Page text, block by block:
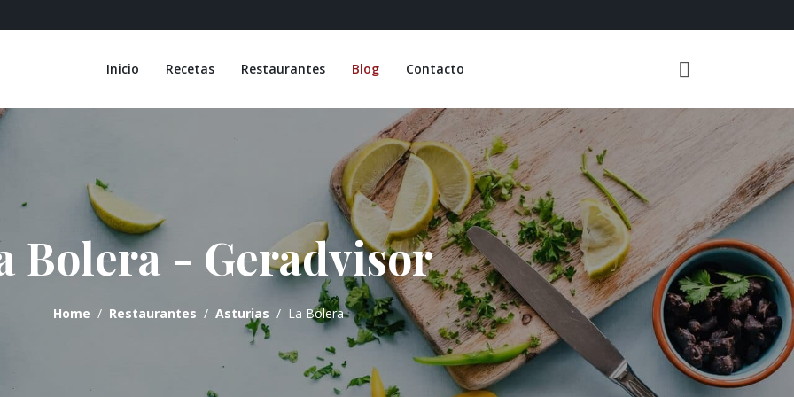
Inicio Recetas Restaurantes Blog Contacto
Bolera - Geradvisor
Home Restaurantes Asturias La Bolera